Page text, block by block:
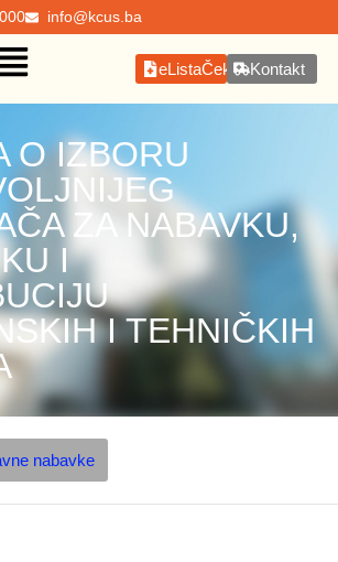
info@kcus.ba
eListaČekanjaKontakt
O IZBORU
ZA NABAVKU,
I
I TEHNIČKIH
nabavke